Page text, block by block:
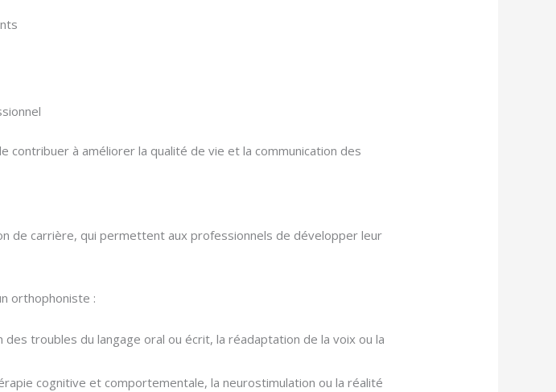
à améliorer la qualité de vie et la communication des
de carrière, qui permettent aux professionnels de développer leur
orthophoniste :
troubles du langage oral ou écrit, la réadaptation de la voix ou la
cognitive et comportementale, la neurostimulation ou la réalité